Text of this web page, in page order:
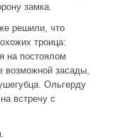
замка.
решили, что
троица:
на постоялом
возможной засады,
Ольгерду
встречу с